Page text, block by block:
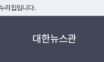
리집입니다.
국 정부기관이 관리하는 누리집입니
대한뉴스관